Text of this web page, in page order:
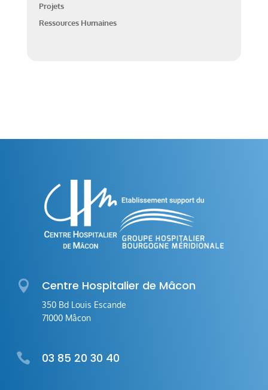
Projets
Ressources Humaines
 Centre Hospitalier de Mâcon
350 Bd Louis Escande
71000 Mâcon
 03 85 20 30 40